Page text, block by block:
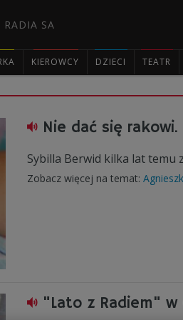
RADIA SA
KIEROWCY DZIECI TEATR
Nie dać się
Sybilla Berwid kilka lat temu
Zobacz więcej na temat:
"Lato z Radiem" w